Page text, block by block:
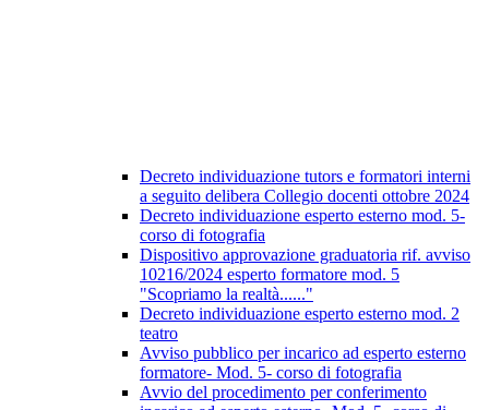
Decreto individuazione tutors e formatori interni
a seguito delibera Collegio docenti ottobre 2024
Decreto individuazione esperto esterno mod. 5-
corso di fotografia
Dispositivo approvazione graduatoria rif. avviso
10216/2024 esperto formatore mod. 5
"Scopriamo la realtà......"
Decreto individuazione esperto esterno mod. 2
teatro
Avviso pubblico per incarico ad esperto esterno
formatore- Mod. 5- corso di fotografia
Avvio del procedimento per conferimento